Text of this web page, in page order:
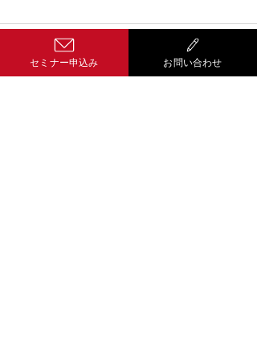
コメント
セミナー申込み お問い合わせ